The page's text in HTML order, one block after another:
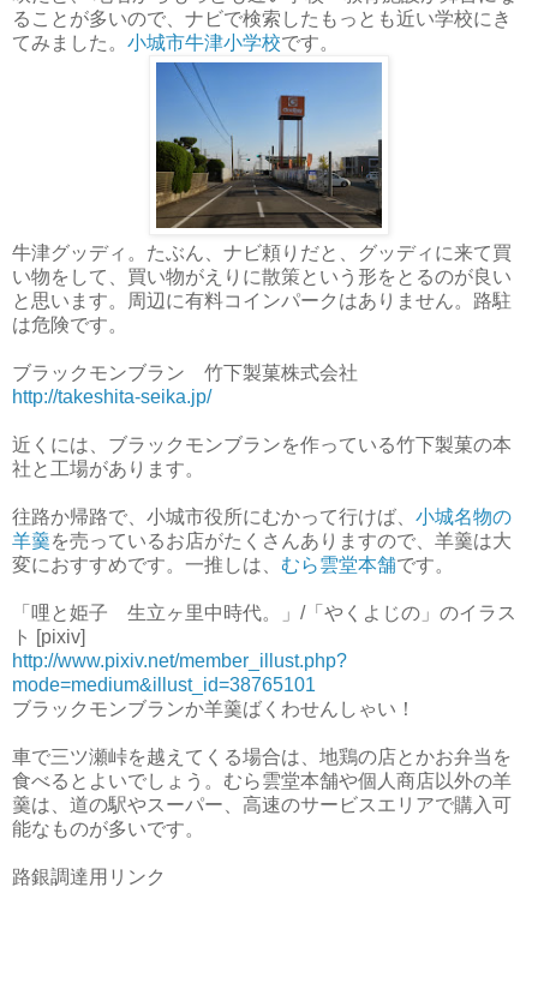
ることが多いので、ナビで検索したもっとも近い学校にき
てみました。 小城市牛津小学校です。
牛津グッディ。たぶん、ナビ頼りだと、グッディに来て買
い物をして、買い物がえりに散策という形をとるのが良い
と思います。周辺に有料コインパークはありません。路駐
は危険です。
ブラックモンブラン 竹下製菓株式会社
http://takeshita-seika.jp/
近くには、ブラックモンブランを作っている竹下製菓の本
社と工場があります。
往路か帰路で、小城市役所にむかって行けば、 小城名物の
羊羹を売っているお店がたくさんありますので、羊羹は大
変におすすめです。一推しは、 むら雲堂本舗です。
「哩と姫子 生立ヶ里中時代。」/「やくよじの」のイラス
ト [pixiv]
http://www.pixiv.net/member_illust.php?
mode=medium&illust_id=38765101
ブラックモンブランか羊羹ばくわせんしゃい！
車で三ツ瀬峠を越えてくる場合は、地鶏の店とかお弁当を
食べるとよいでしょう。むら雲堂本舗や個人商店以外の羊
羹は、道の駅やスーパー、高速のサービスエリアで購入可
能なものが多いです。
路銀調達用リンク